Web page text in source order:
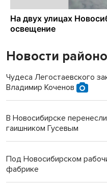
Новости
Чудеса Легостаевского
Владимир Коченов
В Новосибирске
гаишником Гусевым
Под Новосибирском
фабрике